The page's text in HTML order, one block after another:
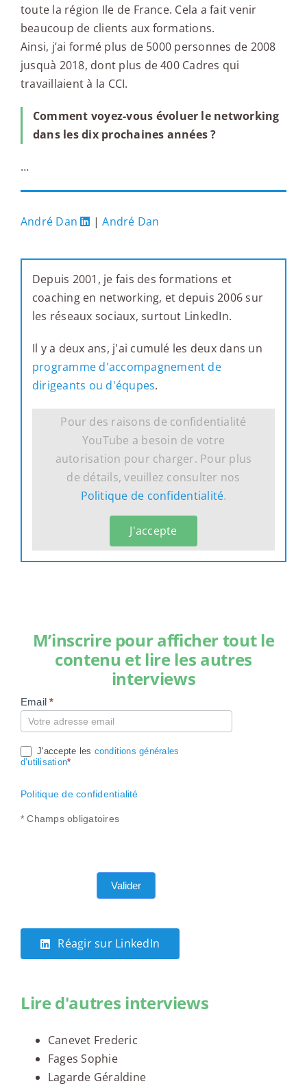
toute la région Ile de France. Cela a fait venir
beaucoup de clients aux formations.
Ainsi, j’ai formé plus de 5000 personnes de 2008
jusquà 2018, dont plus de 400 Cadres qui
travaillaient à la CCI.
Comment voyez-vous évoluer le networking
dans les dix prochaines années ?
…
André Dan |André Dan
Depuis 2001, je fais des formations et
coaching en networking, et depuis 2006 sur
les réseaux sociaux, surtout LinkedIn.
Il y a deux ans, j'ai cumulé les deux dans un
programme d'accompagnement de
dirigeants ou d'équpes.
Pour des raisons de confidentialité
YouTube a besoin de votre
autorisation pour charger. Pour plus
de détails, veuillez consulter nos
Politique de confidentialité.
J'accepte
M’inscrire pour afficher tout le
contenu et lire les autres
interviews
Compte
Email*
J'accepte les conditions générales
d’utilisation*
Politique de confidentialité
* Champs obligatoires
Valider
Réagir sur LinkedIn
Lire d'autres interviews
Canevet Frederic
Fages Sophie
Lagarde Géraldine